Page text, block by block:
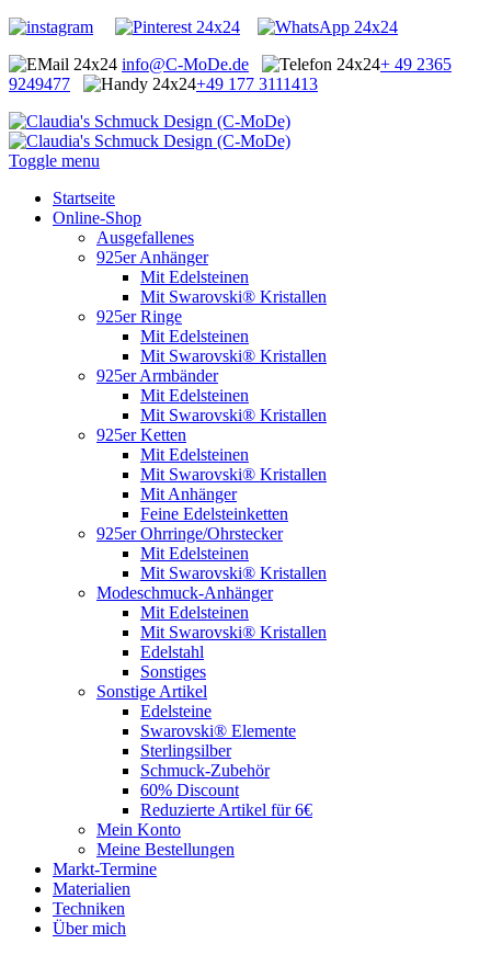
info@C-MoDe.de
+ 49 2365
9249477
+49 177 3111413
Toggle menu
Startseite
Online-Shop
Ausgefallenes
925er Anhänger
Mit Edelsteinen
Mit Swarovski® Kristallen
925er Ringe
Mit Edelsteinen
Mit Swarovski® Kristallen
925er Armbänder
Mit Edelsteinen
Mit Swarovski® Kristallen
925er Ketten
Mit Edelsteinen
Mit Swarovski® Kristallen
Mit Anhänger
Feine Edelsteinketten
925er Ohrringe/Ohrstecker
Mit Edelsteinen
Mit Swarovski® Kristallen
Modeschmuck-Anhänger
Mit Edelsteinen
Mit Swarovski® Kristallen
Edelstahl
Sonstiges
Sonstige Artikel
Edelsteine
Swarovski® Elemente
Sterlingsilber
Schmuck-Zubehör
60% Discount
Reduzierte Artikel für 6€
Mein Konto
Meine Bestellungen
Markt-Termine
Materialien
Techniken
Über mich